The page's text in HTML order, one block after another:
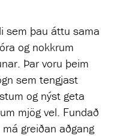
sem þau áttu sama
og nokkrum
Þar voru þeim
sem tengjast
og nýst geta
mjög vel. Fundað
greiðan aðgang